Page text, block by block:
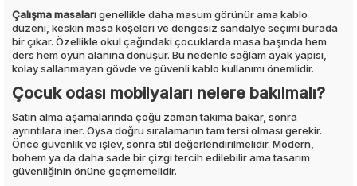
Çalışma masalarıgenellikle daha masum görünür ama kablo
düzeni, keskin masa köşeleri ve dengesiz sandalye seçimi burada
bir çıkar. Özellikle okul çağındaki çocuklarda masa başında hem
ders hem oyun alanına dönüşür. Bu nedenle sağlam ayak yapısı,
kolay sallanmayan gövde ve güvenli kablo kullanımı önemlidir.
Çocuk odası mobilyaları nelere bakılmalı?
Satın alma aşamalarında çoğu zaman takıma bakar, sonra
ayrıntılara iner. Oysa doğru sıralamanın tam tersi olması gerekir.
Önce güvenlik ve işlev, sonra stil değerlendirilmelidir. Modern,
bohem ya da daha sade bir çizgi tercih edilebilir ama tasarım
güvenliğinin önüne geçmemelidir.